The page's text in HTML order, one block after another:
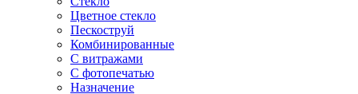
Цветное стекло
Пескоструй
Комбинированные
С витражами
С фотопечатью
Назначение